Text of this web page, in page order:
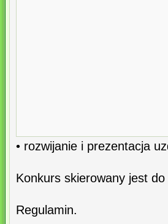
• rozwijanie i prezentacja
Konkurs skierowany jest
Regulamin.